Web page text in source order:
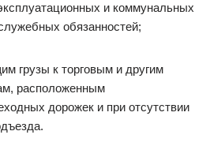
и коммунальных
обязанностей;
грузы к торговым и другим
расположенным
дорожек и при отсутствии